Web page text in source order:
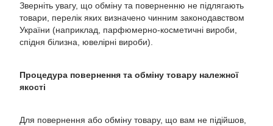
Зверніть увагу, що обміну та поверненню не підлягають
товари, перелік яких визначено чинним законодавством
України (наприклад, парфюмерно-косметичні вироби,
спідня білизна, ювелірні вироби).
Процедура повернення та обміну товару належної
якості
Для повернення або обміну товару, що вам не підійшов,